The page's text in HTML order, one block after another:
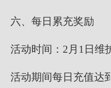
六、每日累充奖励
活动时间：2月1日维
活动期间每日充值达